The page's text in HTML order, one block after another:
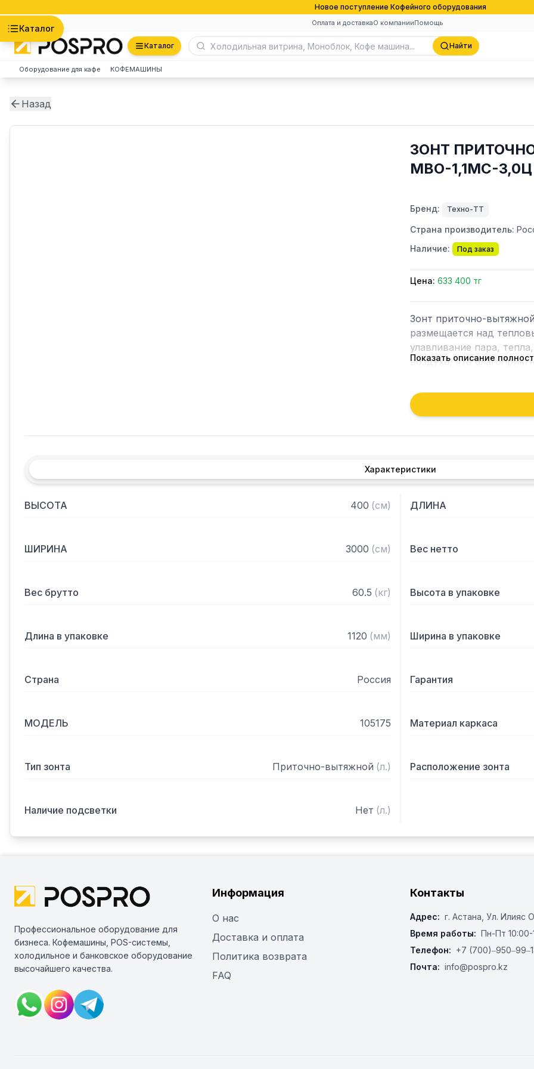
Новое поступление Кофейного оборудования
Оплата и доставкаО компанииПомощь
Каталог
Каталог Найти
Оборудование для кафе КОФЕМАШИНЫ
Назад
ЗОНТ
МВО-1,1МС-3,0Ц
Бренд: Техно-ТТ
Страна производитель:
Наличие:
Под заказ
Цена: 633 400 тг
Зонт приточно-
размещается над
улавливание пара,
воздуха, что
Кроме того, зонт
которые в противном
утвари. Поэтому это
Особенности:
— Приточно-вытяжной
— С лабиринтными
Показать описание
Характеристики
ВЫСОТА 400 (см) ДЛИНА
ШИРИНА 3000 (см) Вес нетто
Вес брутто 60.5 (кг) Высота в упаковке
Длина в упаковке 1120 (мм) Ширина в упаковке
Страна Россия Гарантия
МОДЕЛЬ 105175 Материал каркаса
Тип зонта Приточно-вытяжной (л.) Расположение зонта
Наличие подсветки Нет (л.)
Профессиональное оборудование для
бизнеса. Кофемашины, POS-системы,
холодильное и банковское оборудование
высочайшего качества.
Информация
О нас
Доставка и оплата
Политика возврата
FAQ
Контакты
Адрес: г. Астана, ​Ул. Илияс
Время работы: Пн-Пт 10:00-
Телефон: +7
Почта: info@pospro.kz